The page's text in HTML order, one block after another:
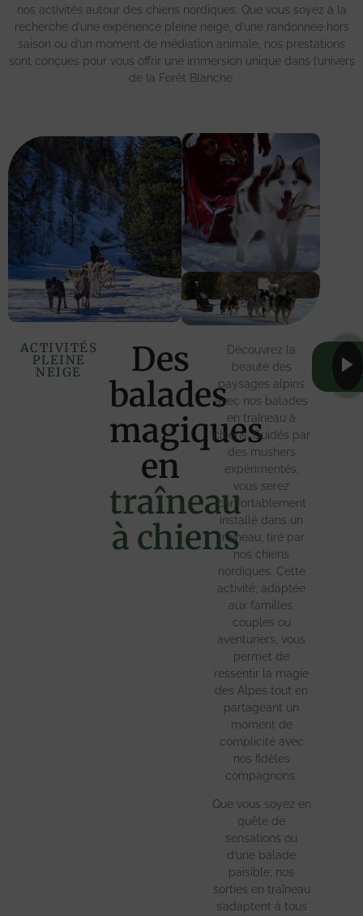
nos activités autour des chiens nordiques. Que vous soyez à la
recherche d’une expérience pleine neige, d’une randonnée hors
saison ou d’un moment de médiation animale, nos prestations
sont conçues pour vous offrir une immersion unique dans l’univers
de la Forêt Blanche.
ACTIVITÉS
PLEINE
NEIGE
Des
balades
magiques
en
traîneau
à chiens
Découvrez la
beauté des
paysages alpins
avec nos balades
en traîneau à
chiens. Guidés par
des mushers
expérimentés,
vous serez
confortablement
installé dans un
traîneau, tiré par
nos chiens
nordiques. Cette
activité, adaptée
aux familles,
couples ou
aventuriers, vous
permet de
ressentir la magie
des Alpes tout en
partageant un
moment de
complicité avec
nos fidèles
compagnons.
Que vous soyez en
quête de
sensations ou
d’une balade
paisible, nos
sorties en traîneau
s’adaptent à tous
Les
tarifs